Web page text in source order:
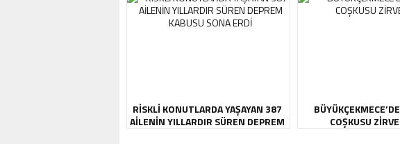
RİSKLİ KONUTLARDA YAŞAYAN 387
AİLENİN YILLARDIR SÜREN DEPREM
COŞKUSU